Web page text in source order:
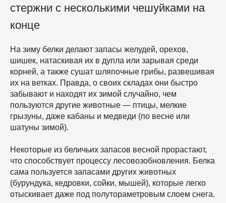
стержни с несколькими чешуйками на
конце
На зиму белки делают запасы желудей, орехов,
шишек, натаскивая их в дупла или зарывая среди
корней, а также сушат шляпочные грибы, развешивая
их на ветках. Правда, о своих складах они быстро
забывают и находят их зимой случайно, чем
пользуются другие животные — птицы, мелкие
грызуны, даже кабаны и медведи (по весне или
шатуны зимой).
Некоторые из беличьих запасов весной прорастают,
что способствует процессу лесовозобновления. Белка
сама пользуется запасами других животных
(бурундука, кедровки, сойки, мышей), которые легко
отыскивает даже под полутораметровым слоем снега.